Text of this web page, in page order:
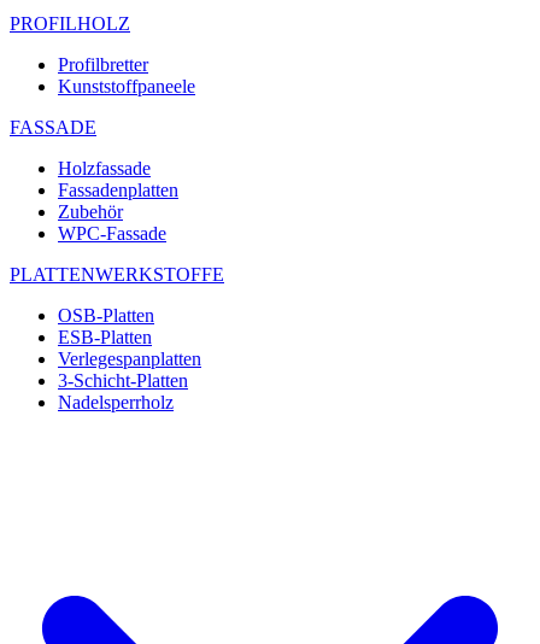
PROFILHOLZ
Profilbretter
Kunststoffpaneele
FASSADE
Holzfassade
Fassadenplatten
Zubehör
WPC-Fassade
PLATTENWERKSTOFFE
OSB-Platten
ESB-Platten
Verlegespanplatten
3-Schicht-Platten
Nadelsperrholz